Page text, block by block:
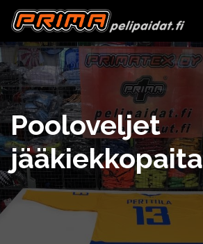
Pooloveljet
jääkiekkopaita